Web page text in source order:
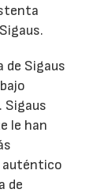
de Sigaus
Sigaus
le han
auténtico
de